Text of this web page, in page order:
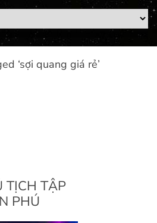
‘sợi quang giá rẻ’
TỊCH TẬP
PHÚ